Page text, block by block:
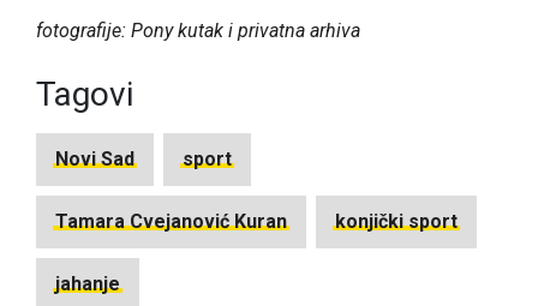
fotografije: Pony kutak i privatna arhiva
Tagovi
Novi Sad sport
Tamara Cvejanović Kuran konjički sport
jahanje